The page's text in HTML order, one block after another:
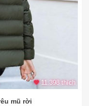
11.398 thích
mũ rời